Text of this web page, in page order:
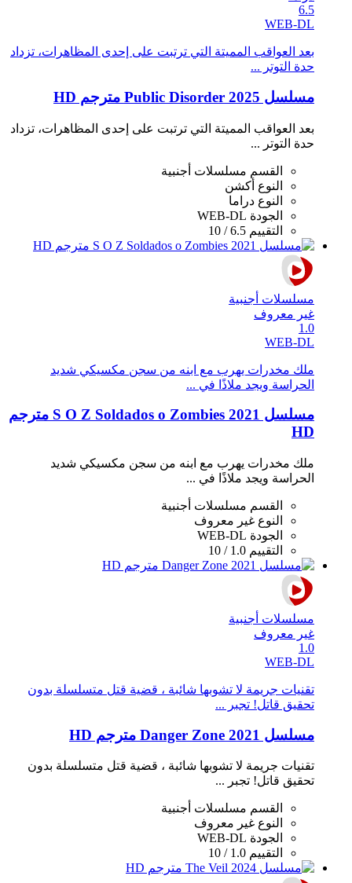
6.5
WEB-DL
بعد العواقب المميتة التي ترتبت على إحدى المظاهرات، تزداد
حدة التوتر ...
مسلسل Public Disorder 2025 مترجم HD
بعد العواقب المميتة التي ترتبت على إحدى المظاهرات، تزداد
حدة التوتر ...
القسم مسلسلات أجنبية
النوع أكشن
النوع دراما
الجودة WEB-DL
التقييم 6.5 / 10
مسلسلات أجنبية
غير معروف
1.0
WEB-DL
ملك مخدرات يهرب مع ابنه من سجن مكسيكي شديد
الحراسة ويجد ملاذًا في ...
مسلسل S O Z Soldados o Zombies 2021 مترجم
HD
ملك مخدرات يهرب مع ابنه من سجن مكسيكي شديد
الحراسة ويجد ملاذًا في ...
القسم مسلسلات أجنبية
النوع غير معروف
الجودة WEB-DL
التقييم 1.0 / 10
مسلسلات أجنبية
غير معروف
1.0
WEB-DL
تقنيات جريمة لا تشوبها شائبة ، قضية قتل متسلسلة بدون
تحقيق قاتل! تجبر ...
مسلسل Danger Zone 2021 مترجم HD
تقنيات جريمة لا تشوبها شائبة ، قضية قتل متسلسلة بدون
تحقيق قاتل! تجبر ...
القسم مسلسلات أجنبية
النوع غير معروف
الجودة WEB-DL
التقييم 1.0 / 10